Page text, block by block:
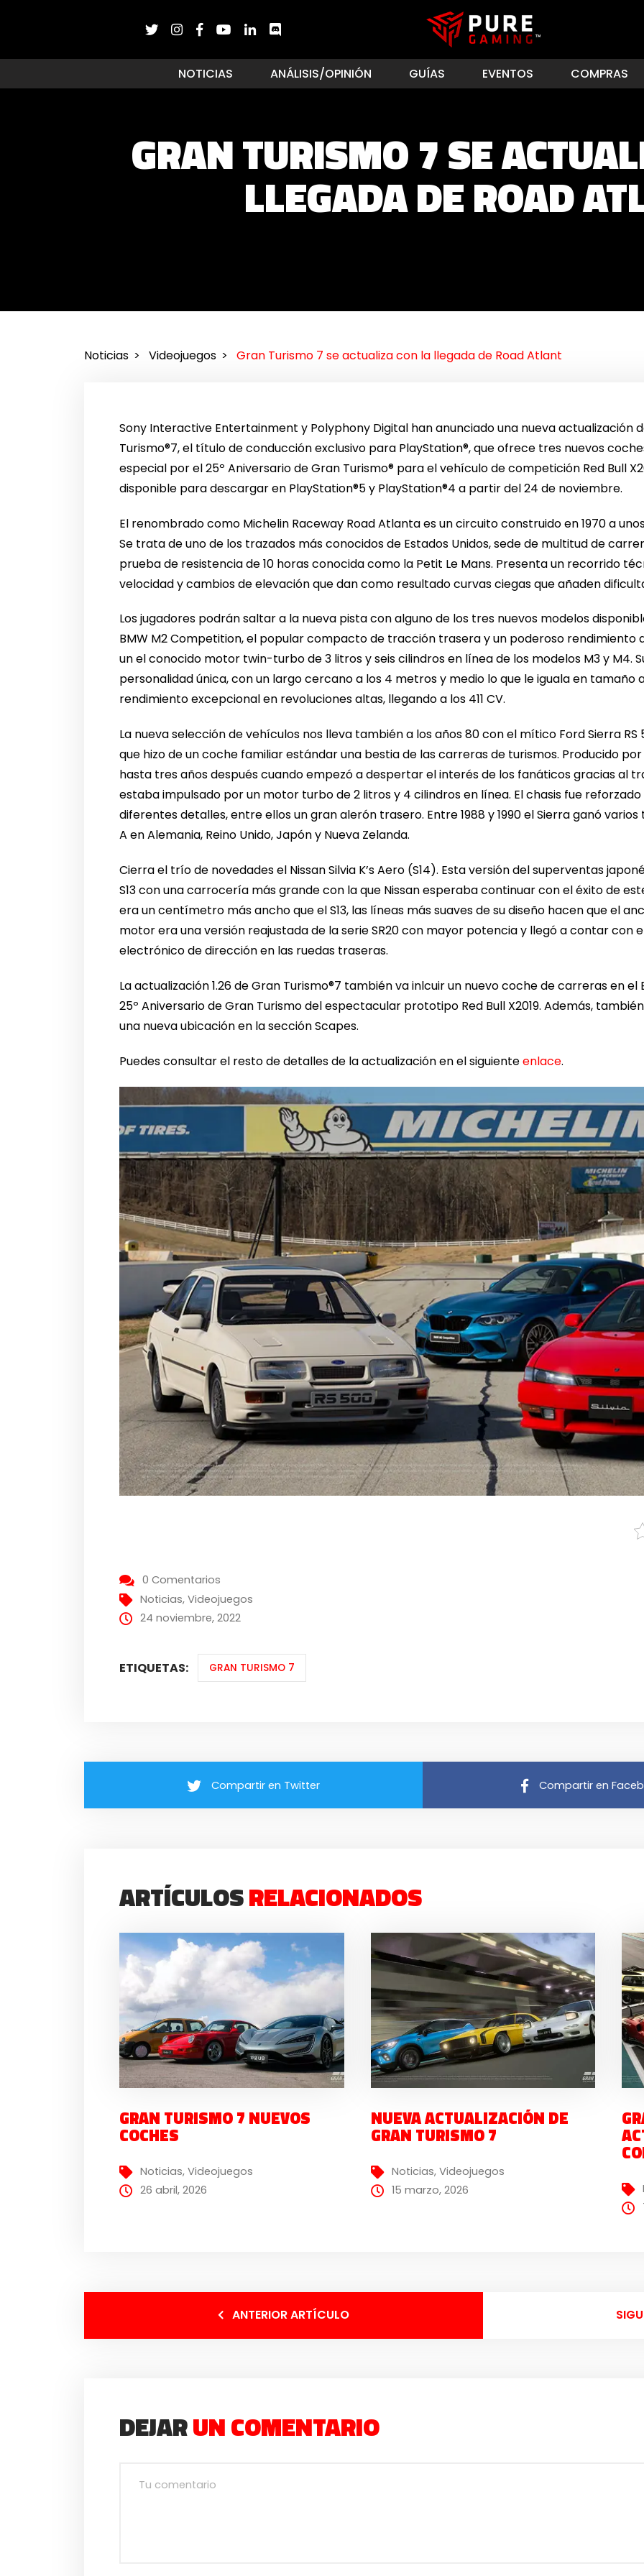
NOTICIAS ANÁLISIS/OPINIÓN GUÍAS EVENTOS COMPRAS
GRAN TURISMO 7 SE
LLEGADA DE ROAD
Noticias Videojuegos Gran Turismo 7 se actualiza con la llegada de Road Atlant
Sony Interactive Entertainment y Polyphony Digital han anunciado una nueva actualización
Turismo®7, el título de conducción exclusivo para PlayStation®, que ofrece tres nuevos
especial por el 25º Aniversario de Gran Turismo® para el vehículo de competición Red Bull
disponible para descargar en PlayStation®5 y PlayStation®4 a partir del 24 de noviembre.
El renombrado como Michelin Raceway Road Atlanta es un circuito construido en 1970 a
Se trata de uno de los trazados más conocidos de Estados Unidos, sede de multitud de
prueba de resistencia de 10 horas conocida como la Petit Le Mans. Presenta un recorrido
velocidad y cambios de elevación que dan como resultado curvas ciegas que añaden
Los jugadores podrán saltar a la nueva pista con alguno de los tres nuevos modelos
BMW M2 Competition, el popular compacto de tracción trasera y un poderoso rendimiento
un el conocido motor twin-turbo de 3 litros y seis cilindros en línea de los modelos M3 y M4.
personalidad única, con un largo cercano a los 4 metros y medio lo que le iguala en tamaño
rendimiento excepcional en revoluciones altas, llegando a los 411 CV.
La nueva selección de vehículos nos lleva también a los años 80 con el mítico Ford Sierra
que hizo de un coche familiar estándar una bestia de las carreras de turismos. Producido por
hasta tres años después cuando empezó a despertar el interés de los fanáticos gracias al
estaba impulsado por un motor turbo de 2 litros y 4 cilindros en línea. El chasis fue
diferentes detalles, entre ellos un gran alerón trasero. Entre 1988 y 1990 el Sierra ganó
A en Alemania, Reino Unido, Japón y Nueva Zelanda.
Cierra el trío de novedades el Nissan Silvia K’s Aero (S14). Esta versión del superventas
S13 con una carrocería más grande con la que Nissan esperaba continuar con el éxito de
era un centímetro más ancho que el S13, las líneas más suaves de su diseño hacen que el
motor era una versión reajustada de la serie SR20 con mayor potencia y llegó a contar con
electrónico de dirección en las ruedas traseras.
La actualización 1.26 de Gran Turismo®7 también va inlcuir un nuevo coche de carreras en
25º Aniversario de Gran Turismo del espectacular prototipo Red Bull X2019. Además,
una nueva ubicación en la sección Scapes.
Puedes consultar el resto de detalles de la actualización en el siguienteenlace.
0 Comentarios
Noticias,Videojuegos
24 noviembre, 2022
ETIQUETAS: GRAN TURISMO 7
Compartir en Twitter Compartir en
ARTÍCULOSRELACIONADOS
GRAN TURISMO 7 NUEVOS
COCHES
Noticias,Videojuegos
26 abril, 2026
NUEVA ACTUALIZACIÓN DE
GRAN TURISMO 7
Noticias, Videojuegos
15 marzo, 2026
ANTERIOR ARTÍCULO
DEJARUN COMENTARIO